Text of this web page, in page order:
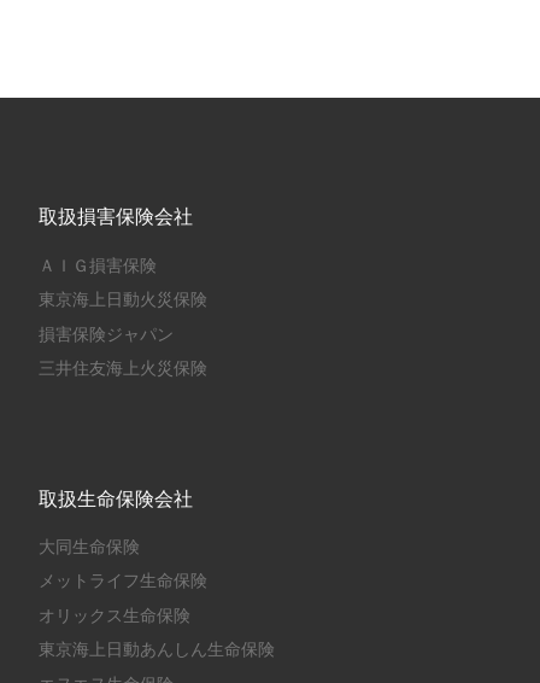
取扱損害保険会社
ＡＩＧ損害保険
東京海上日動火災保険
損害保険ジャパン
三井住友海上火災保険
取扱生命保険会社
大同生命保険
メットライフ生命保険
オリックス生命保険
東京海上日動あんしん生命保険